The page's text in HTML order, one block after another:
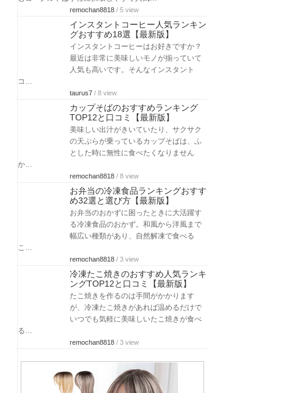
remochan8818 / 5 view
インスタントコーヒー人気ランキン
グおすすめ18選【最新版】
インスタントコーヒーはお好きですか？
最近は非常に美味しいモノが揃っていて
人気も高いです。そんなインスタント
コ…
taurus7 / 8 view
カップそばのおすすめランキング
TOP12と口コミ【最新版】
美味しい出汁がきいていたり、サクサク
の天ぷらが乗っているカップそばは、ふ
とした時に無性に食べたくなりません
か…
remochan8818 / 8 view
お弁当の冷凍食品ランキングおすす
め32選と選び方【最新版】
お弁当のおかずに困ったときに大活躍す
る冷凍食品のおかず。和風から洋風まで
幅広い種類があり、自然解凍で食べる
こ…
remochan8818 / 3 view
冷凍たこ焼きのおすすめ人気ランキ
ングTOP12と口コミ【最新版】
たこ焼きを作るのは手間がかかります
が、冷凍たこ焼きがあれば温めるだけで
いつでも気軽に美味しいたこ焼きが食べ
る…
remochan8818 / 3 view